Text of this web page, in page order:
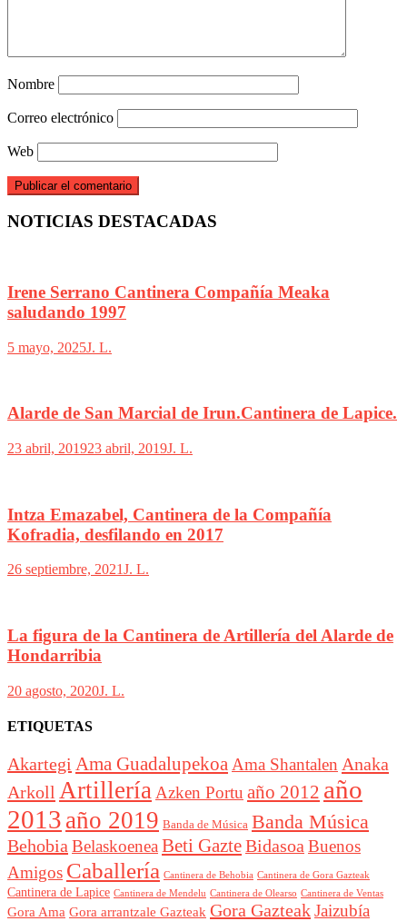
Nombre
Correo electrónico
Web
NOTICIAS DESTACADAS
Irene Serrano Cantinera Compañía Meaka
saludando 1997
5 mayo, 2025J. L.
Alarde de San Marcial de Irun.Cantinera de Lapice.
23 abril, 201923 abril, 2019J. L.
Intza Emazabel, Cantinera de la Compañía
Kofradia, desfilando en 2017
26 septiembre, 2021J. L.
La figura de la Cantinera de Artillería del Alarde de
Hondarribia
20 agosto, 2020J. L.
ETIQUETAS
Akartegi Ama GuadalupekoaAma Shantalen Anaka
Arkoll ArtilleríaAzken Portu año 2012 año
2013 año 2019 Banda de Música Banda Música
BehobiaBelaskoeneaBeti GazteBidasoaBuenos
Amigos Caballería Cantinera de Behobia Cantinera de Gora Gazteak
Cantinera de Lapice Cantinera de Mendelu Cantinera de Olearso Cantinera de Ventas
Gora Ama Gora arrantzale Gazteak Gora GazteakJaizubía